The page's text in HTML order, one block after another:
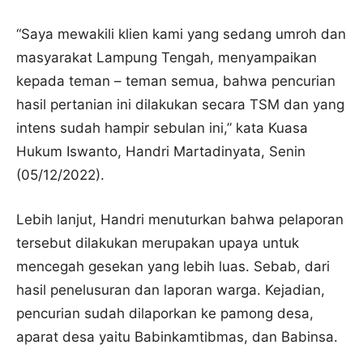
“Saya mewakili klien kami yang sedang umroh dan
masyarakat Lampung Tengah, menyampaikan
kepada teman – teman semua, bahwa pencurian
hasil pertanian ini dilakukan secara TSM dan yang
intens sudah hampir sebulan ini,” kata Kuasa
Hukum Iswanto, Handri Martadinyata, Senin
(05/12/2022).
Lebih lanjut, Handri menuturkan bahwa pelaporan
tersebut dilakukan merupakan upaya untuk
mencegah gesekan yang lebih luas. Sebab, dari
hasil penelusuran dan laporan warga. Kejadian,
pencurian sudah dilaporkan ke pamong desa,
aparat desa yaitu Babinkamtibmas, dan Babinsa.